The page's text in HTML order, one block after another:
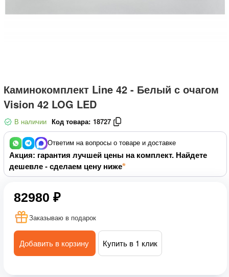
Каминокомплект Line 42 - Белый с очагом
Vision 42 LOG LED
В наличии Код товара: 18727
Ответим на вопросы о товаре и доставке
Акция: гарантия лучшей цены на комплект. Найдете
дешевле - сделаем цену ниже
82980 ₽
Заказываю в подарок
Добавить в корзину Купить в 1 клик